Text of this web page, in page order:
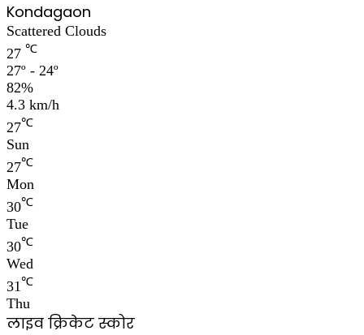
Kondagaon
Scattered Clouds
27 ℃
27º - 24º
82%
4.3 km/h
27℃
Sun
27℃
Mon
30℃
Tue
30℃
Wed
31℃
Thu
लाइव क्रिकेट स्कोर